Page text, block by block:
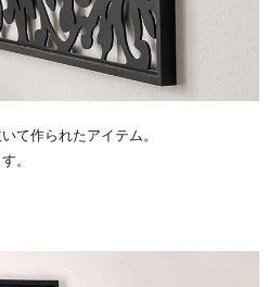
て作られたアイテム。
。